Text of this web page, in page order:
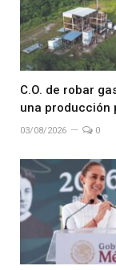
C.O. de robar
una producción
03/08/2026 0